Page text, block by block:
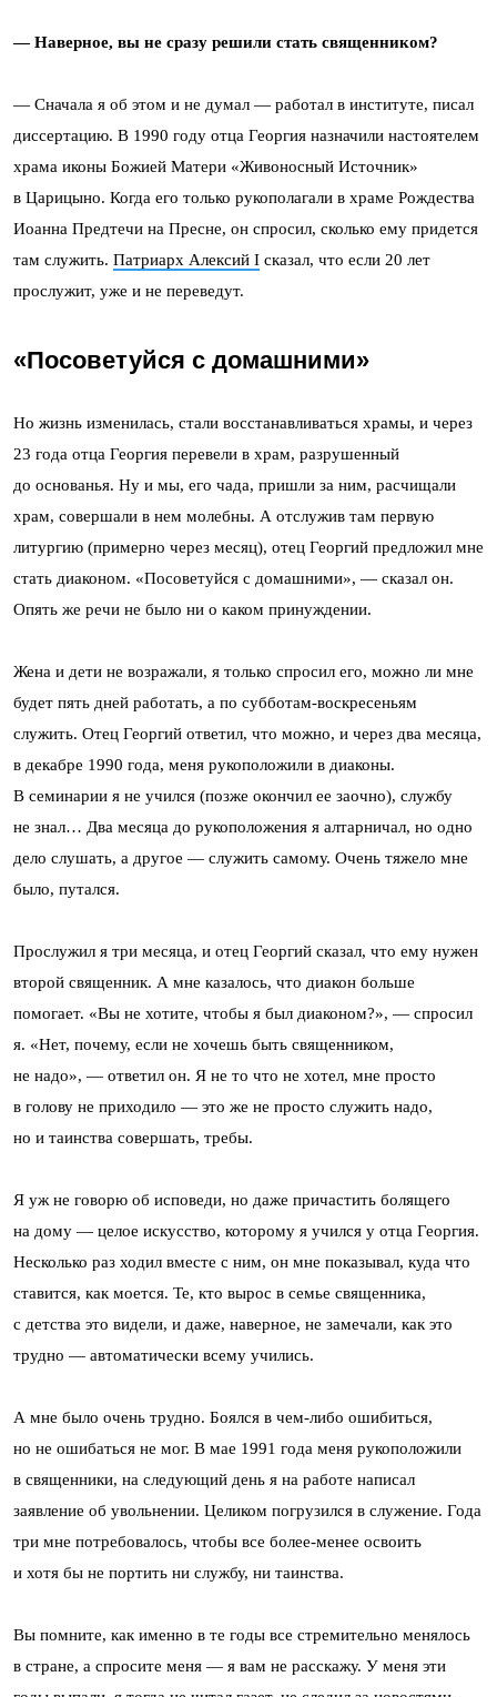
— Наверное, вы не сразу решили стать священником?
— Сначала я об этом и не думал — работал в институте, писал
диссертацию. В 1990 году отца Георгия назначили настоятелем
храма иконы Божией Матери «Живоносный Источник»
в Царицыно. Когда его только рукополагали в храме Рождества
Иоанна Предтечи на Пресне, он спросил, сколько ему придется
там служить. Патриарх Алексий I сказал, что если 20 лет
прослужит, уже и не переведут.
«Посоветуйся с домашними»
Но жизнь изменилась, стали восстанавливаться храмы, и через
23 года отца Георгия перевели в храм, разрушенный
до основанья. Ну и мы, его чада, пришли за ним, расчищали
храм, совершали в нем молебны. А отслужив там первую
литургию (примерно через месяц), отец Георгий предложил мне
стать диаконом. «Посоветуйся с домашними», — сказал он.
Опять же речи не было ни о каком принуждении.
Жена и дети не возражали, я только спросил его, можно ли мне
будет пять дней работать, а по субботам-воскресеньям
служить. Отец Георгий ответил, что можно, и через два месяца,
в декабре 1990 года, меня рукоположили в диаконы.
В семинарии я не учился (позже окончил ее заочно), службу
не знал… Два месяца до рукоположения я алтарничал, но одно
дело слушать, а другое — служить самому. Очень тяжело мне
было, путался.
Прослужил я три месяца, и отец Георгий сказал, что ему нужен
второй священник. А мне казалось, что диакон больше
помогает. «Вы не хотите, чтобы я был диаконом?», — спросил
я. «Нет, почему, если не хочешь быть священником,
не надо», — ответил он. Я не то что не хотел, мне просто
в голову не приходило — это же не просто служить надо,
но и таинства совершать, требы.
Я уж не говорю об исповеди, но даже причастить болящего
на дому — целое искусство, которому я учился у отца Георгия.
Несколько раз ходил вместе с ним, он мне показывал, куда что
ставится, как моется. Те, кто вырос в семье священника,
с детства это видели, и даже, наверное, не замечали, как это
трудно — автоматически всему учились.
А мне было очень трудно. Боялся в чем-либо ошибиться,
но не ошибаться не мог. В мае 1991 года меня рукоположили
в священники, на следующий день я на работе написал
заявление об увольнении. Целиком погрузился в служение. Года
три мне потребовалось, чтобы все более-менее освоить
и хотя бы не портить ни службу, ни таинства.
Вы помните, как именно в те годы все стремительно менялось
в стране, а спросите меня — я вам не расскажу. У меня эти